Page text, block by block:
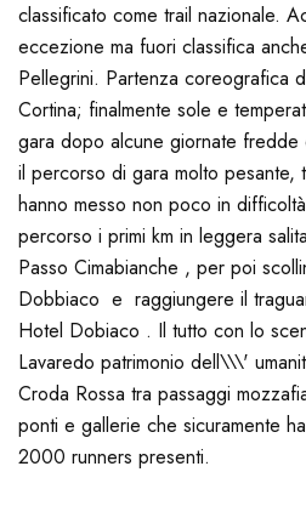
classificato come trail nazionale.
eccezione ma fuori classifica
Pellegrini. Partenza coreografica
Cortina; finalmente sole e
gara dopo alcune giornate
il percorso di gara molto pesante,
hanno messo non poco in
percorso i primi km in leggera
Passo Cimabianche , per poi
Dobbiaco e raggiungere il
Hotel Dobiaco . Il tutto con lo
Lavaredo patrimonio dell\\\'
Croda Rossa tra passaggi
ponti e gallerie che sicuramente
2000 runners presenti.